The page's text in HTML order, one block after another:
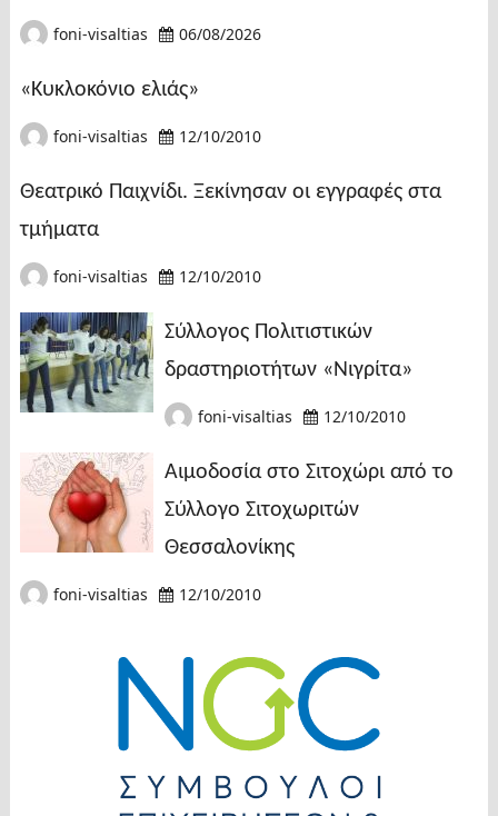
foni-visaltias 06/08/2026
«Κυκλοκόνιο ελιάς»
foni-visaltias 12/10/2010
Θεατρικό Παιχνίδι. Ξεκίνησαν οι εγγραφές στα
τμήματα
foni-visaltias 12/10/2010
Σύλλογος Πολιτιστικών
δραστηριοτήτων «Νιγρίτα»
foni-visaltias 12/10/2010
Αιμοδοσία στο Σιτοχώρι από το
Σύλλογο Σιτοχωριτών
Θεσσαλονίκης
foni-visaltias 12/10/2010